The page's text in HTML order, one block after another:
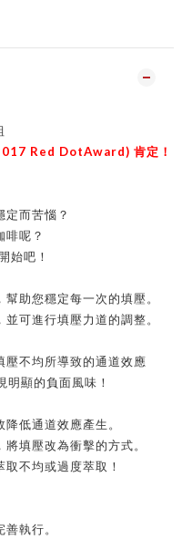
Red DotAward) 肯定！
定而苦惱？
啡呢？
開始吧！
助您穩定每一次的填壓。
可進行填壓力道的調整。
壓不均所導致的通道效應
明顯的負面風味！
低通道效應產生。
填壓改為衝擊的方式。
不均或過度萃取！
執行。